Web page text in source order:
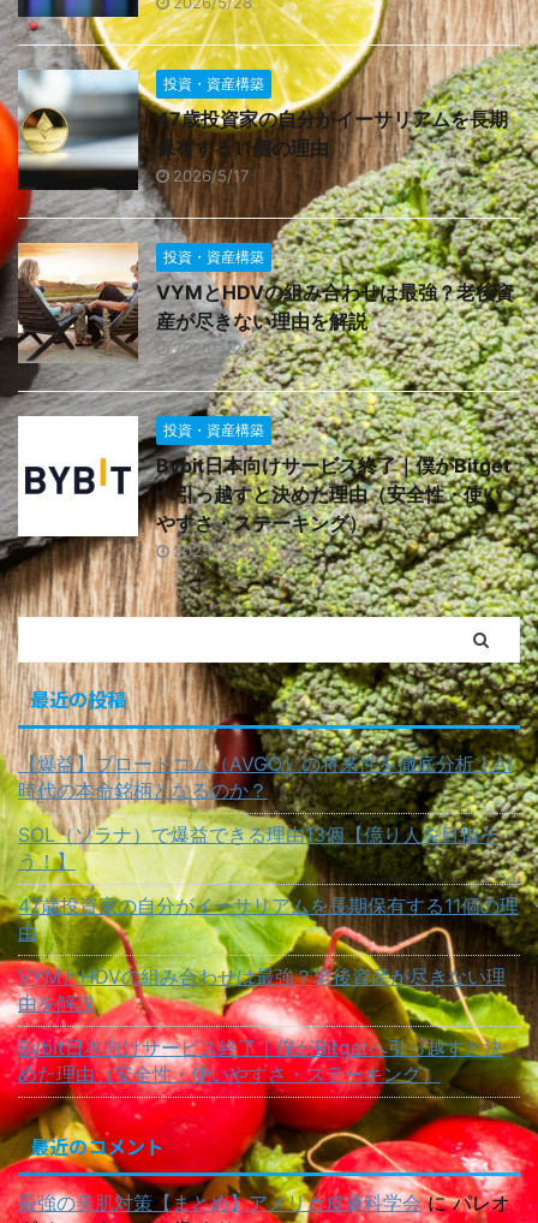
投資・資産構築
47歳投資家の自分がイーサリアムを長期
保有する11個の理由
2026/5/17
投資・資産構築
VYMとHDVの組み合わせは最強？老後資
産が尽きない理由を解説
2026/3/28
投資・資産構築
Bybit日本向けサービス終了｜僕がBitget
へ引っ越すと決めた理由（安全性・使い
やすさ・ステーキング）
2025/12/27
最近の投稿
【爆益】ブロードコム（AVGO）の将来性を徹底分析｜AI
時代の本命銘柄となるのか？
SOL（ソラナ）で爆益できる理由13個【億り人を目指そ
う！】
47歳投資家の自分がイーサリアムを長期保有する11個の理
由
VYMとHDVの組み合わせは最強？老後資産が尽きない理
由を解説
Bybit日本向けサービス終了｜僕がBitgetへ引っ越すと決
めた理由（安全性・使いやすさ・ステーキング）
最近のコメント
最強の美肌対策【まとめ】アメリカ皮膚科学会にパレオ